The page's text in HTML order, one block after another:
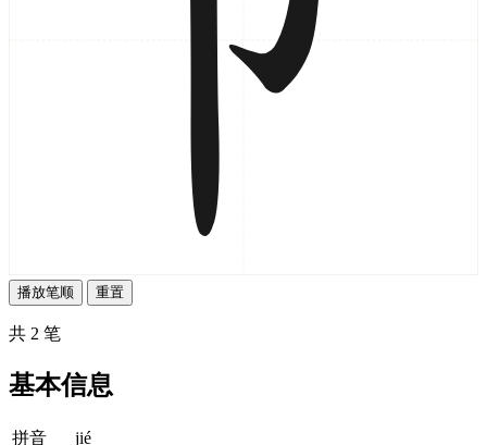
播放笔顺 重置
共 2 笔
基本信息
拼音
jié